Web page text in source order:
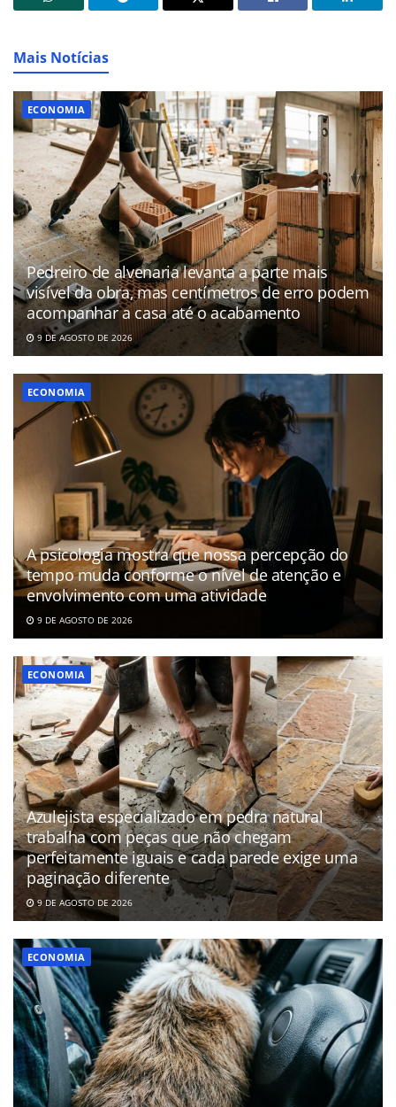
Mais Notícias
ECONOMIA
Pedreiro de alvenaria levanta a parte mais
visível da obra, mas centímetros de erro podem
acompanhar a casa até o acabamento
9 DE AGOSTO DE 2026
ECONOMIA
A psicologia mostra que nossa percepção do
tempo muda conforme o nível de atenção e
envolvimento com uma atividade
9 DE AGOSTO DE 2026
ECONOMIA
Azulejista especializado em pedra natural
trabalha com peças que não chegam
perfeitamente iguais e cada parede exige uma
paginação diferente
9 DE AGOSTO DE 2026
ECONOMIA